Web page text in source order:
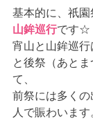
基本的に、祇
山鉾巡行です☆
宵山と山鉾巡行
と後祭（あと
て、
前祭には多く
人で賑わいます